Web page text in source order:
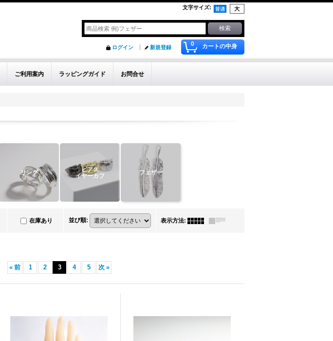
文字サイズ:
0 カートの中身
ログイン 新規登録
ご利用案内 ラッピングガイド お問合せ
リング
ピアス
イヤーカフ
フェザー
在庫あり 並び順: 表示方法:
« 前 1 2 3 4 5 次 »